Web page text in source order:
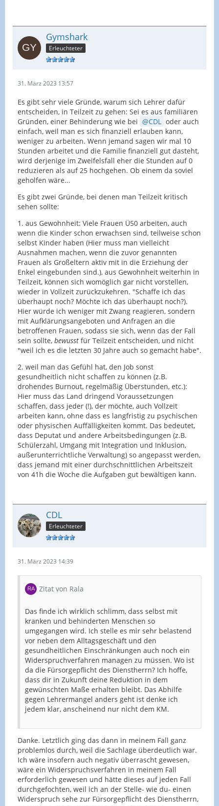
Gymshark
Erleuchteter
31. März 2023 13:57
Es gibt sehr viele Gründe, warum sich Lehrer dafür
entscheiden, in Teilzeit zu gehen: Sei es aus familiären
Gründen, einer Behinderung wie bei
CDL oder auch
einfach, weil man es sich finanziell erlauben kann,
weniger zu arbeiten. Wenn jemand sagen wir mal 10
Stunden arbeitet und die Familie finanziell gut dasteht,
wird derjenige im Zweifelsfall eher die Stunden auf 0
reduzieren als auf 25 hochgehen. Ob einem da soviel
geholfen wäre...
Es gibt zwei Gründe, bei denen man Teilzeit kritisch
sehen sollte:
1. aus Gewohnheit: Viele Frauen Ü50 arbeiten, auch
wenn die Kinder schon erwachsen sind, teilweise schon
selbst Kinder haben (Hier muss man vielleicht
Ausnahmen machen, wenn die zuvor genannten
Frauen als Großeltern aktiv mit in die Erziehung der
Enkel eingebunden sind.), aus Gewohnheit weiterhin in
Teilzeit, können sich womöglich gar nicht vorstellen,
wieder in Vollzeit zurückzukehren. "Schaffe ich das
überhaupt noch? Möchte ich das überhaupt noch?).
Hier würde ich weniger mit Zwang reagieren, sondern
mit Aufklärungsangeboten und Anfragen an die
betroffenen Frauen, sodass sie sich, wenn das der Fall
sein sollte, bewusst für Teilzeit entscheiden, und nicht
"weil ich es die letzten 30 Jahre auch so gemacht habe".
2. weil man das Gefühl hat, den Job sonst
gesundheitlich nicht schaffen zu können (z.B.
drohendes Burnout, regelmäßig Überstunden, etc.):
Hier muss das Land dringend Voraussetzungen
schaffen, dass jeder (!), der möchte, auch Vollzeit
arbeiten kann, ohne dass es langfristig zu psychischen
oder physischen Auffälligkeiten kommt. Das bedeutet,
dass Deputat und andere Arbeitsbedingungen (z.B.
Schülerzahl, Umgang mit Integration und Inklusion,
außerunterrichtliche Verwaltung) so angepasst werden,
dass jemand mit einer durchschnittlichen Arbeitszeit
von 41h die Woche die Aufgaben gut bewältigen kann.
CDL
Erleuchteter
31. März 2023 14:39
Zitat von Rala
Das finde ich wirklich schlimm, dass selbst mit
kranken und behinderten Menschen so
umgegangen wird. Ich stelle es mir sehr belastend
vor neben dem Alltagsgeschäft und den
gesundheitlichen Einschränkungen auch noch ein
Widerspruchverfahren managen zu müssen. Wo ist
da die Fürsorgepflicht des Dienstherrn? Ich hoffe,
dass dir in Zukunft deine Reduktion in dem
gewünschten Maße erhalten bleibt. Das Abhilfe
gegen Lehrermangel anders geht ist denke ich
jedem klar, anscheinend nur nicht dem KM.
Danke. Letztlich ging das dann in meinem Fall ganz
problemlos durch, weil die Sachlage überdeutlich war.
Ich wäre insofern auch negativ überrascht gewesen,
wäre ein Widerspruchsverfahren in meinem Fall
erforderlich gewesen und hätte dieses auf jeden Fall
durchgefochten, weil ich an der Stelle- wie du- einen
Widerspruch sehe zur Fürsorgepflicht des Dienstherrn,